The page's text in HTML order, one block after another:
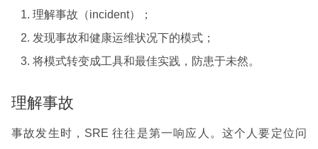
理解事故（incident）；
发现事故和健康运维状况下的模式；
将模式转变成工具和最佳实践，防患于未然。
理解事故
事故发生时，SRE 往往是第一响应人。这个人要定位问